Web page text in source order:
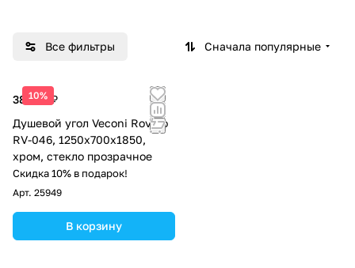
Все фильтры Сначала популярные
10%
38 957 ₽
Душевой угол Veconi Rovigo
RV-046, 1250х700х1850,
хром, стекло прозрачное
Скидка 10% в подарок!
Арт. 25949
В корзину